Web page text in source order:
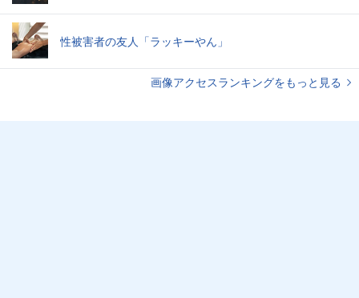
性被害者の友人「ラッキーやん」
画像アクセスランキングをもっと見る